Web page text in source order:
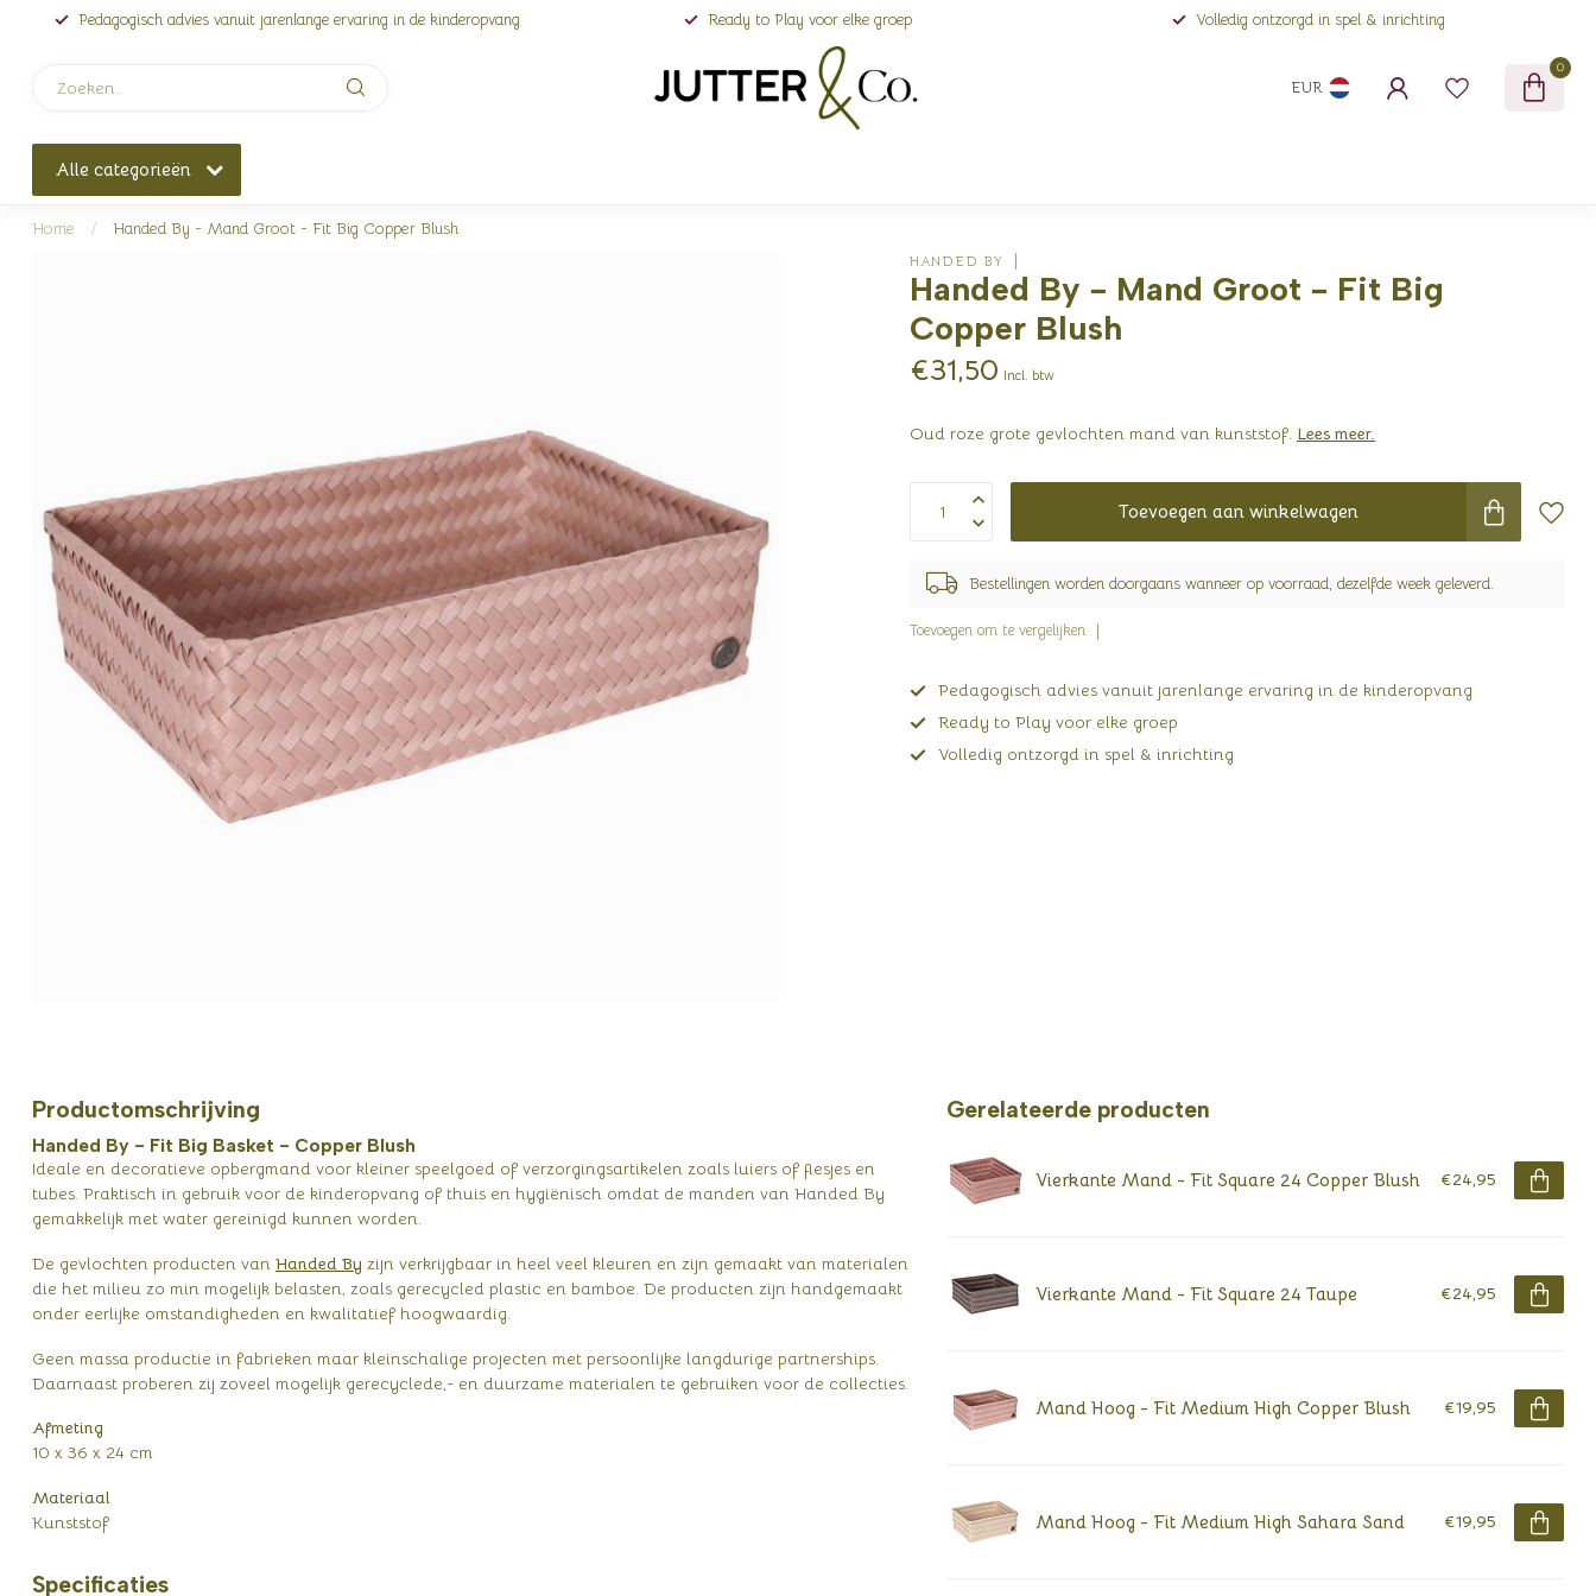
Pedagogisch advies vanuit jarenlange ervaring in de kinderopvang Ready to Play voor elke groep Volledig ontzorgd in spel & inrichting
EUR
0
Alle categorieën
Home / Handed By - Mand Groot - Fit Big Copper Blush
HANDED BY
Handed By - Mand Groot - Fit Big
Copper Blush
€31,50 Incl. btw
Oud roze grote gevlochten mand van kunststof. Lees meer.
Toevoegen aan winkelwagen
Bestellingen worden doorgaans wanneer op voorraad, dezelfde week geleverd.
Toevoegen om te vergelijken
Pedagogisch advies vanuit jarenlange ervaring in de kinderopvang
Ready to Play voor elke groep
Volledig ontzorgd in spel & inrichting
Productomschrijving
Handed By - Fit Big Basket - Copper Blush
Ideale en decoratieve opbergmand voor kleiner speelgoed of verzorgingsartikelen zoals luiers of flesjes en
tubes. Praktisch in gebruik voor de kinderopvang of thuis en hygiënisch omdat de manden van Handed By
gemakkelijk met water gereinigd kunnen worden.
De gevlochten producten van Handed By zijn verkrijgbaar in heel veel kleuren en zijn gemaakt van materialen
die het milieu zo min mogelijk belasten, zoals gerecycled plastic en bamboe. De producten zijn handgemaakt
onder eerlijke omstandigheden en kwalitatief hoogwaardig.
Geen massa productie in fabrieken maar kleinschalige projecten met persoonlijke langdurige partnerships.
Daarnaast proberen zij zoveel mogelijk gerecyclede,- en duurzame materialen te gebruiken voor de collecties.
Afmeting
10 x 36 x 24 cm
Materiaal
Kunststof
Specificaties
Gerelateerde producten
Vierkante Mand - Fit Square 24 Copper Blush €24,95
Vierkante Mand - Fit Square 24 Taupe €24,95
Mand Hoog - Fit Medium High Copper Blush €19,95
Mand Hoog - Fit Medium High Sahara Sand €19,95